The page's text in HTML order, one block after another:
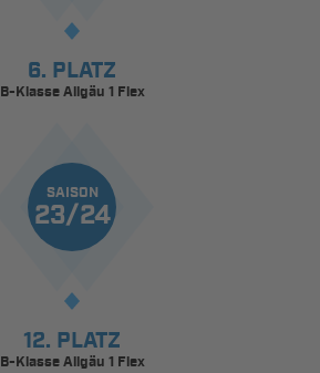
6. PLATZ
B-Klasse Allgäu 1 Flex
SAISON
23/24
12. PLATZ
B-Klasse Allgäu 1 Flex